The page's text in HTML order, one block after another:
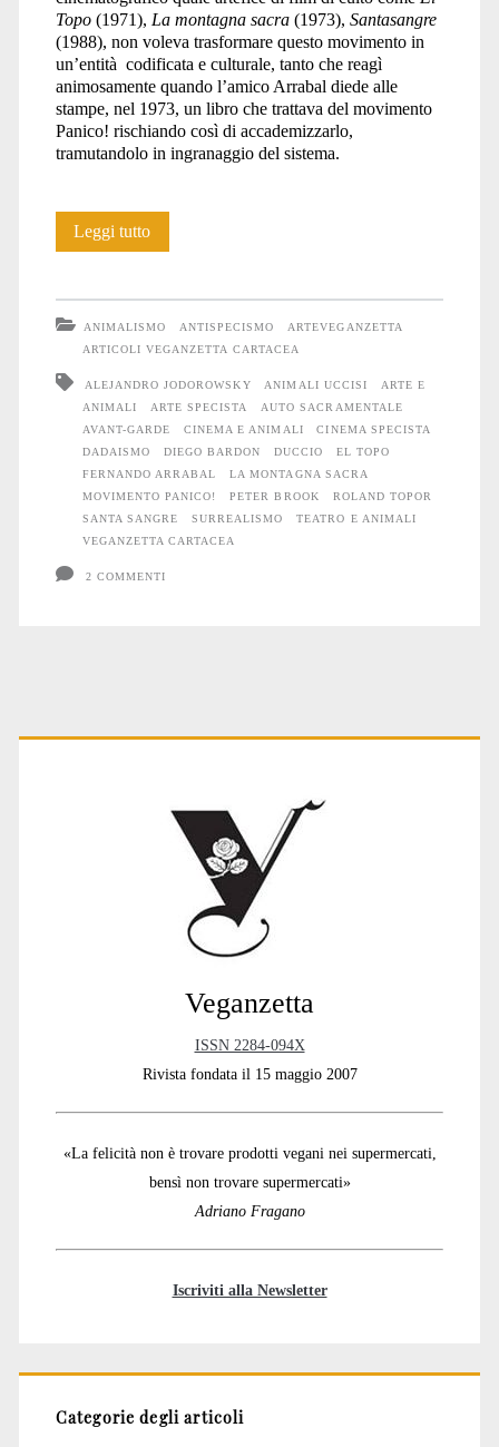
Topo(1971), La montagna sacra(1973), Santasangre
(1988), non voleva trasformare questo movimento in
un’entità codificata e culturale, tanto che reagì
animosamente quando l’amico Arrabal diede alle
stampe, nel 1973, un libro che trattava del movimento
Panico! rischiando così di accademizzarlo,
tramutandolo in ingranaggio del sistema.
Leggi tuttoPANICO!
ANIMALISMO ANTISPECISMO
ARTEVEGANZETTA
ARTICOLI VEGANZETTA CARTACEA
ALEJANDRO JODOROWSKY ANIMALI UCCISI
ARTE E
ANIMALI
ARTE SPECISTA
AUTO SACRAMENTALE
AVANT-GARDE
CINEMA E ANIMALI
CINEMA SPECISTA
DADAISMO
DIEGO BARDON DUCCIO
EL TOPO
FERNANDO ARRABAL
LA MONTAGNA SACRA
MOVIMENTO PANICO!
PETER BROOK
ROLAND TOPOR
SANTA SANGRE
SURREALISMO
TEATRO E ANIMALI
VEGANZETTA CARTACEA
2 COMMENTI
Primary
Veganzetta
ISSN 2284-094X
Rivista fondata il 15 maggio 2007
«La felicità non è trovare prodotti vegani nei supermercati,
bensì non trovare supermercati»
Adriano Fragano
Iscriviti alla Newsletter
Categorie degli articoli